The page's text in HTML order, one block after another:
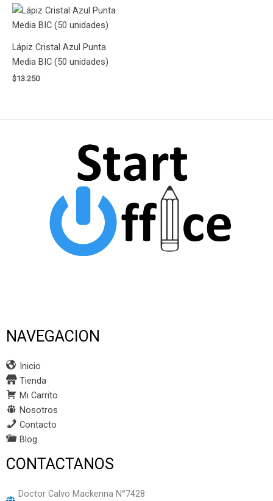
Lápiz Cristal Azul Punta
Media BIC (50 unidades)
$13.250
NAVEGACION
Inicio
Tienda
Mi Carrito
Nosotros
Contacto
Blog
CONTACTANOS
Doctor Calvo Mackenna N°7428